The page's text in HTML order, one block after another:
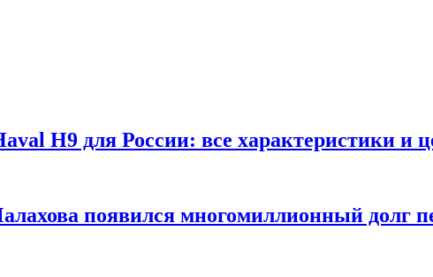
H9 для России: все характеристики и
появился многомиллионный долг